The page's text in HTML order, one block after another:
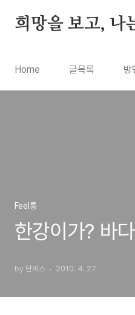
희망을 보고, 나
Home 글목록 방
Feel통
한강이가? 바
by 단비스 2010. 4. 27.